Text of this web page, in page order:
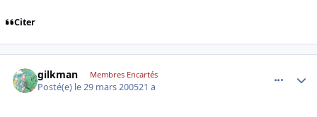
Citer
gilkman Membres Encartés
Posté(e) le 29 mars 200521 a